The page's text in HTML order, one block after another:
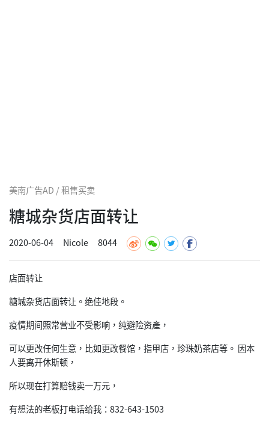
美南广告AD / 租售买卖
糖城杂货店面转让
2020-06-04 Nicole 8044
店面转让
糖城杂货店面转让。绝佳地段。
疫情期间照常营业不受影响，纯避险资產，
可以更改任何生意，比如更改餐馆，指甲店，珍珠奶茶店等。 因本
人要离开休斯顿，
所以现在打算赔钱卖一万元，
有想法的老板打电话给我：832-643-1503